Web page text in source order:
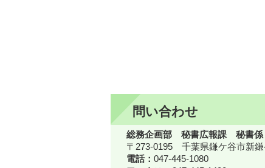
問い合わせ
総務企画部 秘書広報課 秘書係
〒273-0195 千葉県鎌ケ谷市新
電話： 047-445-1080